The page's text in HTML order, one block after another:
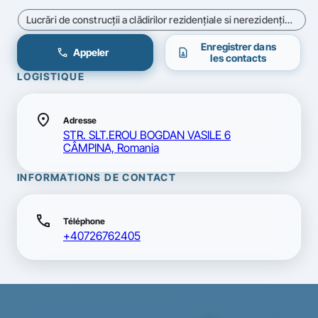
Lucrări de construcţii a clădirilor rezidenţiale si nerezidenţiale - Cod CAEN 4120
call Appeler contact_page
Enregistrer dans
les contacts
LOGISTIQUE
location_on Adresse
STR. SLT.EROU BOGDAN VASILE 6
CÂMPINA, Romania
INFORMATIONS DE CONTACT
call Téléphone
+40726762405